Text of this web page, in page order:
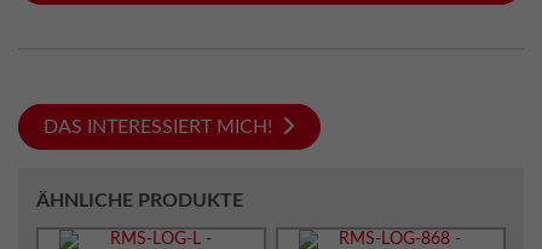
DAS INTERESSIERT MICH!
ÄHNLICHE PRODUKTE